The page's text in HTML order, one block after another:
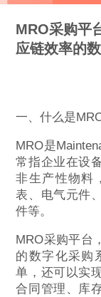
MRO采购平
应链效率的
一、什么是
MRO是
常指企业在设
非生产性物料
表、电气元件
件等。
MRO采购平台
的数字化采购
单，还可以实
合同管理、库